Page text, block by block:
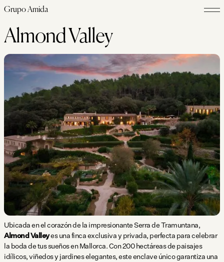
Grupo Amida
Almond Valley
Ubicada en el corazón de la impresionante Serra de Tramuntana,
Almond Valleyes una finca exclusiva y privada, perfecta para celebrar
la boda de tus sueños en Mallorca. Con 200 hectáreas de paisajes
idílicos, viñedos y jardines elegantes, este enclave único garantiza una